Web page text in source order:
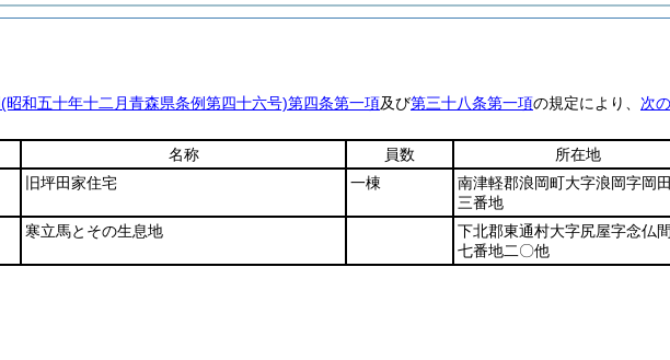
(昭和五十年十二月青森県条例第四十六号)第四条第一項及び第三十八条第一項の規定により、 次
名称 員数 所在地
旧坪田家住宅 一棟
南津軽郡浪岡町大字浪岡字岡
三番地
寒立馬とその生息地
下北郡東通村大字尻屋字念仏
七番地二〇他